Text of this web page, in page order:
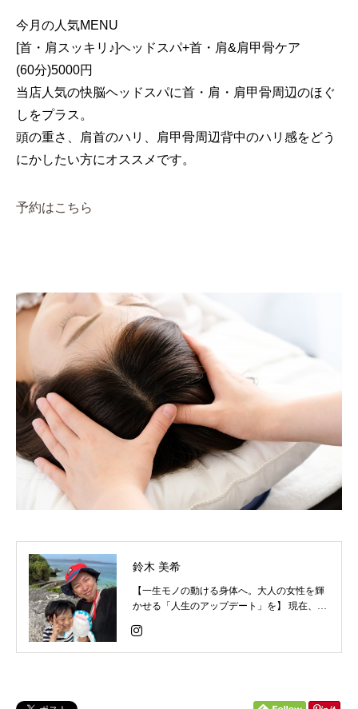
今月の人気MENU
[首・肩スッキリ♪]ヘッドスパ+首・肩&肩甲骨ケア
(60分)5000円
当店人気の快脳ヘッドスパに首・肩・肩甲骨周辺のほぐ
しをプラス。
頭の重さ、肩首のハリ、肩甲骨周辺背中のハリ感をどう
にかしたい方にオススメです。
予約はこちら
鈴木 美希
【一生モノの動ける身体へ。大人の女性を輝
かせる「人生のアップデート」を】 現在、二
傍ら、荒川総合スポーツセンターや三菱養和
にて現役のインストラクターとして活動して